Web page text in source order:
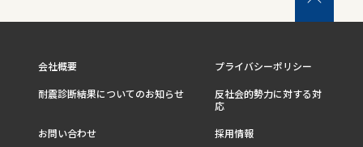
会社概要
プライバシーポリシー
耐震診断結果についてのお知らせ
反社会的勢力に対する対
応
お問い合わせ
採用情報